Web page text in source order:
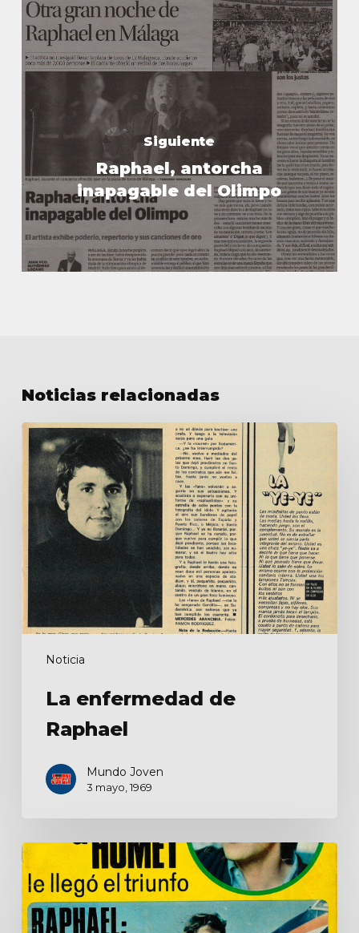
Siguiente
Raphael, antorcha
inapagable del Olimpo
Noticias relacionadas
Noticia
La
enfermedad
Raphael
La enfermedad de
Raphael
Mundo Joven
3 mayo, 1969
Raphael
regresó